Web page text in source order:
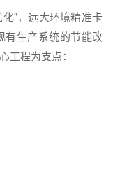
"，远大环境精准卡
有生产系统的节能改
工程为支点：